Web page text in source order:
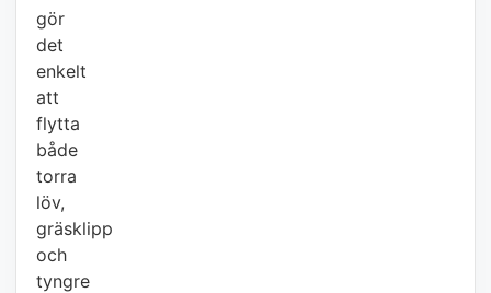
gör
det
enkelt
att
flytta
både
torra
löv,
gräsklipp
och
tyngre